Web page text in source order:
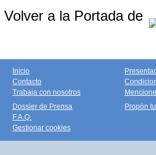
Volver a la Portada de
Inicio
Contacto
Trabaja con nosotros
Dossier de Prensa
F.A.Q.
Gestionar cookies
Propón